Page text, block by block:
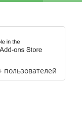
пользователей